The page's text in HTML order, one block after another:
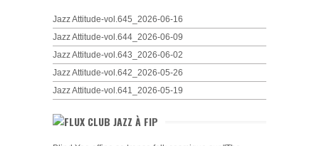
Jazz Attitude-vol.645_2026-06-16
Jazz Attitude-vol.644_2026-06-09
Jazz Attitude-vol.643_2026-06-02
Jazz Attitude-vol.642_2026-05-26
Jazz Attitude-vol.641_2026-05-19
CLUB JAZZ À FIP